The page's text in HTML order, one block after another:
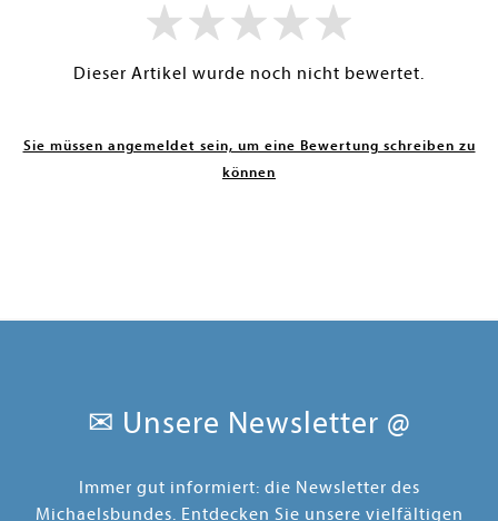
Dieser Artikel wurde noch nicht bewertet.
Sie müssen angemeldet sein, um eine Bewertung schreiben zu
können
✉ Unsere Newsletter @
Immer gut informiert: die Newsletter des
Michaelsbundes. Entdecken Sie unsere vielfältigen